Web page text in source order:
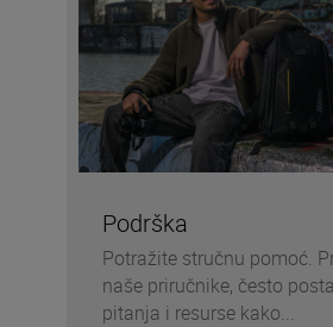
Podrška
Potražite stručnu pomoć.
naše priručnike, često
pitanja i resurse kako...